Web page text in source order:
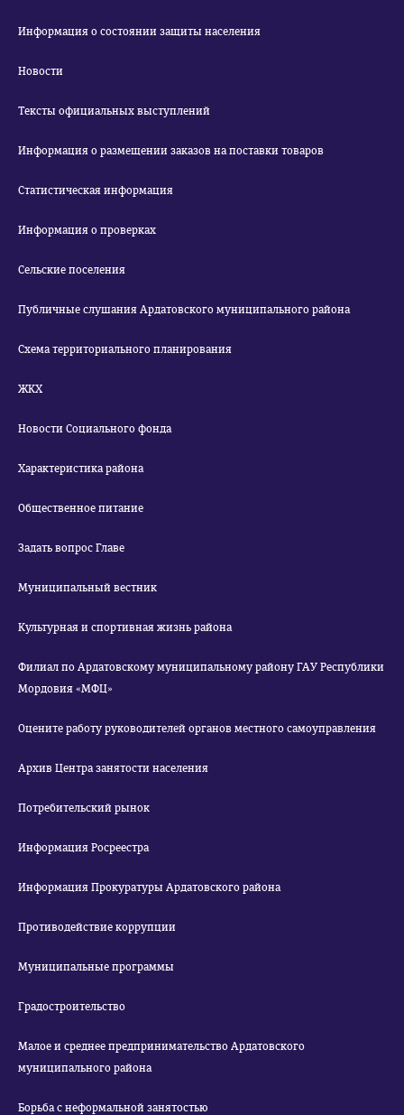
Информация о состоянии защиты населения
Новости
Тексты официальных выступлений
Информация о размещении заказов на поставки товаров
Статистическая информация
Информация о проверках
Сельские поселения
Публичные слушания Ардатовского муниципального района
Схема территориального планирования
ЖКХ
Новости Социального фонда
Характеристика района
Общественное питание
Задать вопрос Главе
Муниципальный вестник
Культурная и спортивная жизнь района
Филиал по Ардатовскому муниципальному району ГАУ Республики
Мордовия «МФЦ»
Оцените работу руководителей органов местного самоуправления
Архив Центра занятости населения
Потребительский рынок
Информация Росреестра
Информация Прокуратуры Ардатовского района
Противодействие коррупции
Муниципальные программы
Градостроительство
Малое и среднее предпринимательство Ардатовского
муниципального района
Борьба с неформальной занятостью